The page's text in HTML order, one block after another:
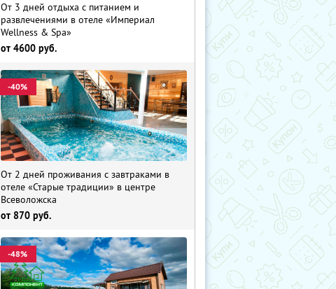
От 3 дней отдыха с питанием и
развлечениями в отеле «Империал
Wellness & Spa»
от 4600 руб.
-40%
От 2 дней проживания с завтраками в
отеле «Старые традиции» в центре
Всеволожска
от 870 руб.
-48%